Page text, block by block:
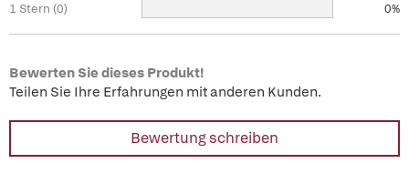
1 Stern (0) 0%
Bewerten Sie dieses Produkt!
Teilen Sie Ihre Erfahrungen mit anderen Kunden.
Bewertung schreiben